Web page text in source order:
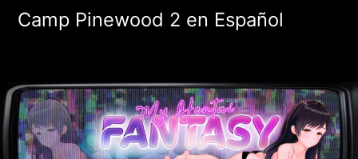
Camp Pinewood 2 en Español